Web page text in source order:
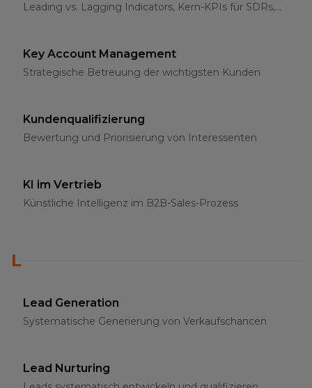
Leading vs. Lagging Indicators, Kern-KPIs für SDRs,
Key Account Management
Strategische Betreuung der wichtigsten Kunden
Kundenqualifizierung
Bewertung und Priorisierung von Interessenten
KI im Vertrieb
Künstliche Intelligenz im B2B-Sales-Prozess
L
Lead Generation
Systematische Generierung von Verkaufschancen
Lead Nurturing